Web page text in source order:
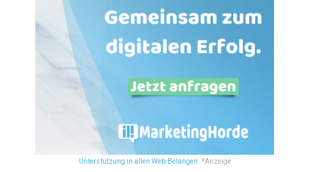
Unterstützung in allen Web-Belangen. *Anzeige